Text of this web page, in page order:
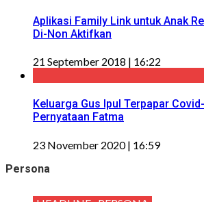
Aplikasi Family Link untuk Anak
Di-Non Aktifkan
21 September 2018 | 16:22
Keluarga Gus Ipul Terpapar
Pernyataan Fatma
23 November 2020 | 16:59
Persona